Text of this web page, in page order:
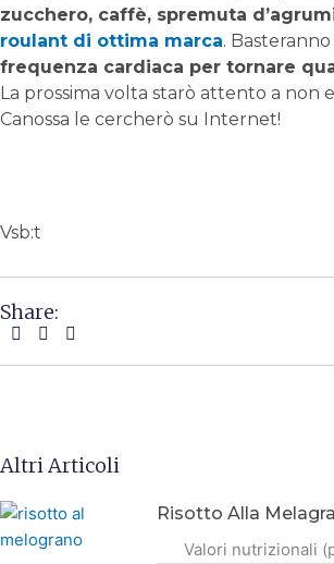
zucchero, caffè, spremuta
roulant di ottima marca. Basteranno
frequenza cardiaca per tornare
La prossima volta starò attento a non
Canossa le cercherò su Internet!
Vsb:t
Share:
Altri Articoli
Risotto Alla
Valori nutrizionali